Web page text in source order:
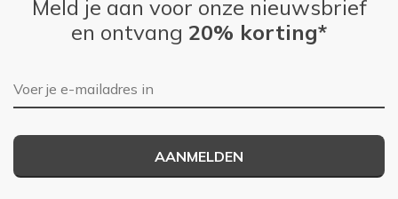
Meld je aan voor onze nieuwsbrief
en ontvang 20% korting*
E-mailadres
AANMELDEN